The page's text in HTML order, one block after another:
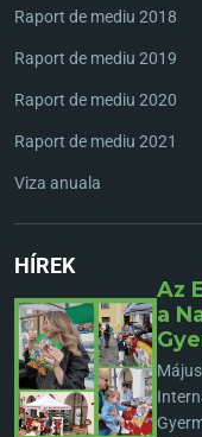
Raport de mediu 2018
Raport de mediu 2019
Raport de mediu 2020
Raport de mediu 2021
Viza anuala
HÍREK
Az
a